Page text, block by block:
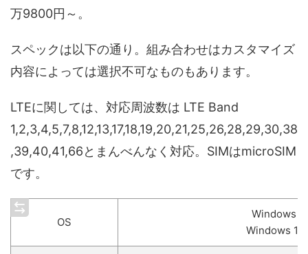
万9800円～。
スペックは以下の通り。組み合わせはカスタマイズ
内容によっては選択不可なものもあります。
LTEに関しては、対応周波数は LTE Band
1,2,3,4,5,7,8,12,13,17,18,19,20,21,25,26,28,29,30,38
,39,40,41,66とまんべんなく対応。SIMはmicroSIM
です。
OS
Windows
Windows 10